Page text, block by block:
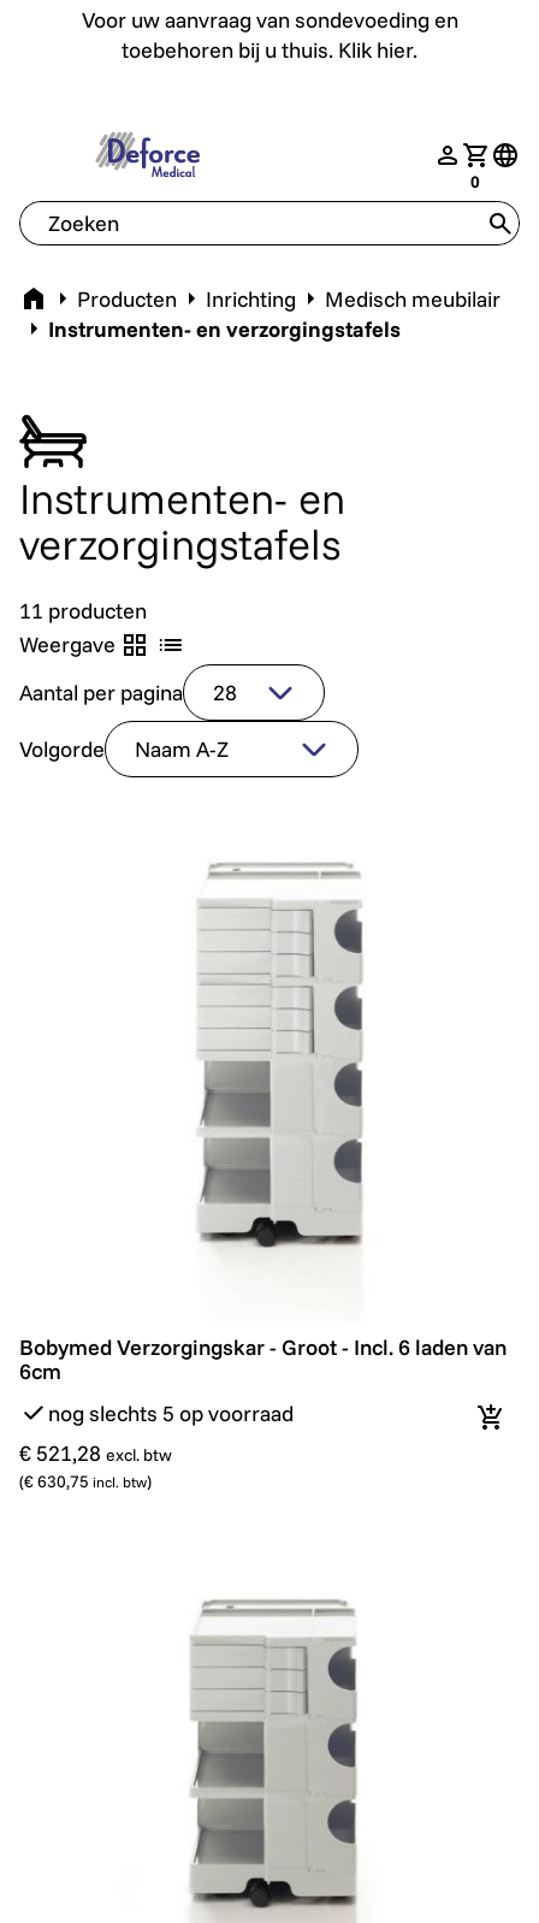
Voor uw aanvraag van sondevoeding en
toebehoren bij u thuis. Klik hier.
Voor uw aanvraag van sondevoeding en toebehoren bij
nav.login
Jouw
0
deforce.togglemenu
Home Producten Inrichting
Medisch meubilair
Instrumenten- en verzorgingstafels
Instrumenten- en
verzorgingstafels
11 producten
Weergave
Aantal per pagina
Volgorde
Bobymed Verzorgingskar - Groot - Incl. 6 laden van
Bobymed Verzorgingskar - Groot - Incl. 6 laden van
6cm
nog slechts 5 op voorraad
€ 521,28 excl. btw
(€ 630,75 incl. btw)
In